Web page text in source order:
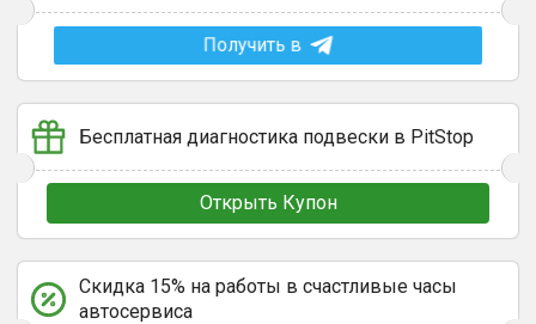
Получить в
Бесплатная диагностика подвески в PitStop
Открыть Купон
Скидка 15% на работы в счастливые часы
автосервиса